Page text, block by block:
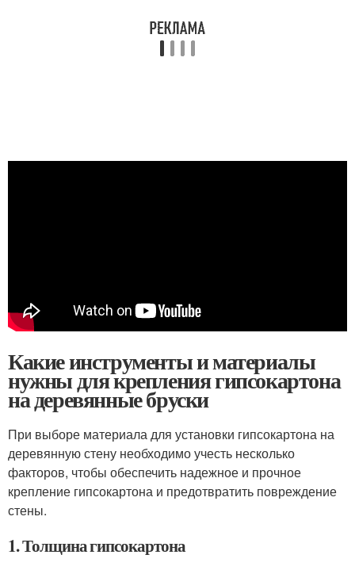
Какие инструменты и материалы
нужны для крепления гипсокартона
на деревянные бруски
При выборе материала для установки гипсокартона на
деревянную стену необходимо учесть несколько
факторов, чтобы обеспечить надежное и прочное
крепление гипсокартона и предотвратить повреждение
стены.
1. Толщина гипсокартона